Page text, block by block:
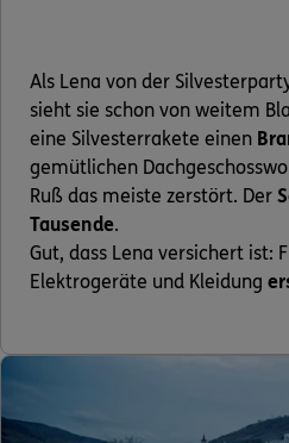
Als Lena von der
sieht sie schon von weitem
eine Silvesterrakete einen
gemütlichen
Ruß das meiste zerstört. Der
Tausende.
Gut, dass Lena versichert ist:
Elektrogeräte und Kleidung